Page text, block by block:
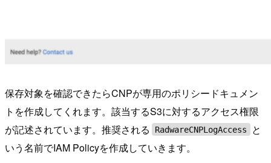
保存対象を確認できたらCNPが専用のポリシードキュメン
トを作成してくれます。該当するS3に対するアクセス権限
が記述されています。推奨される
RadwareCNPLogAccess
と
いう名前でIAM Policyを作成していきます。